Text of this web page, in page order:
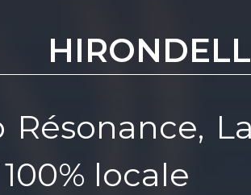
Résonance,
locale